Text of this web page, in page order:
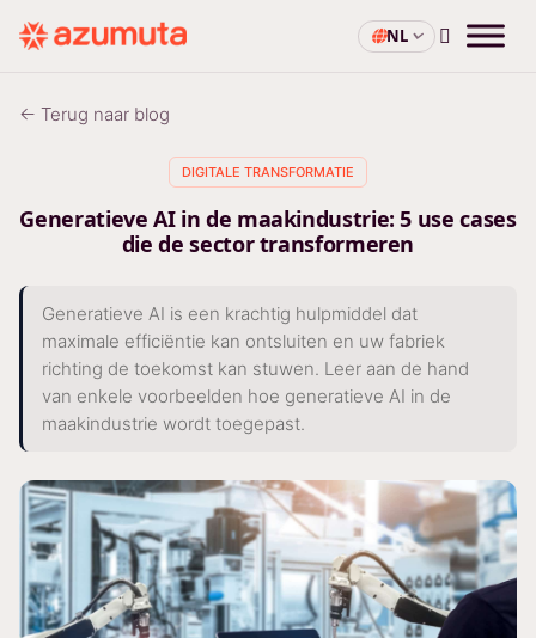
NL
← Terug naar blog
DIGITALE TRANSFORMATIE
Generatieve AI in de maakindustrie: 5 use cases
die de sector transformeren
Generatieve AI is een krachtig hulpmiddel dat
maximale efficiëntie kan ontsluiten en uw fabriek
richting de toekomst kan stuwen. Leer aan de hand
van enkele voorbeelden hoe generatieve AI in de
maakindustrie wordt toegepast.